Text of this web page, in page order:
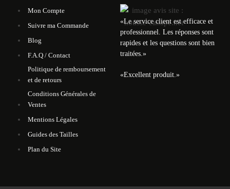
Mon Compte
Suivre ma Commande
Blog
F.A.Q / Contact
Politique de remboursement
et de retours
Conditions Générales de
Ventes
Mentions Légales
Guides des Tailles
Plan du Site
«Le service client est efficace et
professionnel. Les réponses sont
rapides et les questions sont bien
traitées. »
«Excellent produit. »